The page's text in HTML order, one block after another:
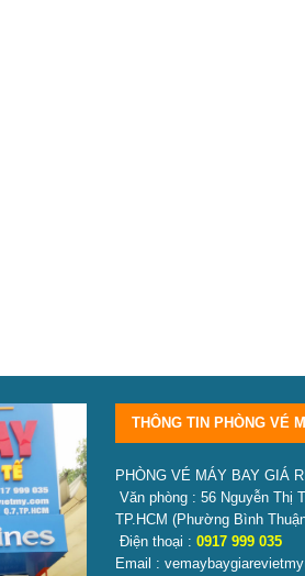
THÔNG TIN PHÒNG VÉ
PHÒNG VÉ MÁY BAY GIÁ
Văn phòng : 56 Nguyễn Thị
TP.HCM (Phường Bình
Điện thoại : 0917 999 035
Email :